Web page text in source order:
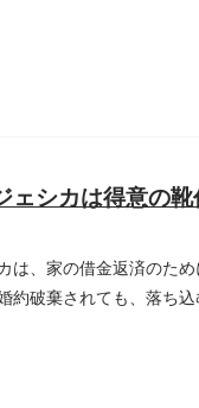
シカは得意の靴
は、家の借金返済のた
約破棄されても、落ち